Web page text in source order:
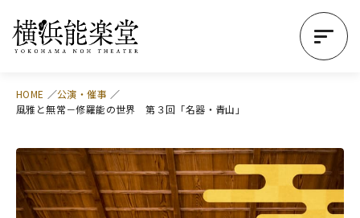
HOME
公演・催事
風雅と無常－修羅能の世界 第３回「名器・青山」